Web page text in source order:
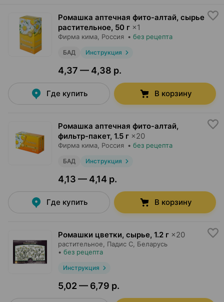
Ромашка аптечная фито-алтай, сырье
растительное, 50 г ×1
Фирма кима , Россия • без рецепта
БАД Инструкция
4,37 — 4,38 р.
Где купить В корзину
Ромашка аптечная фито-алтай,
фильтр-пакет, 1.5 г ×20
Фирма кима , Россия • без рецепта
БАД Инструкция
4,13 — 4,14 р.
Где купить В корзину
Ромашки цветки, сырье, 1.2 г ×20
растительное, Падис С , Беларусь
• без рецепта
Инструкция
5,02 — 6,79 р.